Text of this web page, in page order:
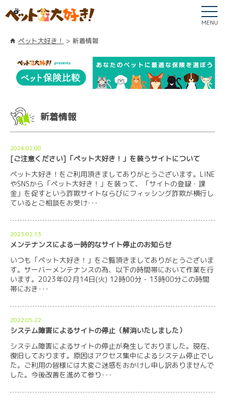
MENU
ペット大好き！ 新着情報
新着情報
2024.02.08
[ご注意ください]「ペット大好き！」を装うサイトについて
ペット大好き！をご利用頂きましてありがとうございます。LINE
やSNSから「ペット大好き！」を装って、「サイトの登録・課
金」を促すという詐欺サイトならびにフィッシング詐欺が横行し
ているとご相談をお受け･･･
2023.02.13
メンテナンスによる一時的なサイト停止のお知らせ
いつも「ペット大好き！」をご覧頂きましてありがとうございま
す。サーバーメンテナンスの為、以下の時間帯において作業を行
います。2023年02月14日(火) 12時00分 - 13時00分この時間
帯におき･･･
2022.05.22
システム障害によるサイトの停止（解消いたしました）
システム障害によるサイトの停止が発生しておりました。現在、
復旧しております。原因はアクセス集中によるシステム停止でし
た。ご利用の皆様には大変ご迷惑をおかけし申し訳ありませんで
した。今後改善を進めて参り･･･